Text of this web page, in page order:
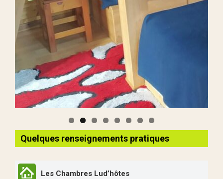
Quelques renseignements pratiques
Les Chambres Lud’hôtes